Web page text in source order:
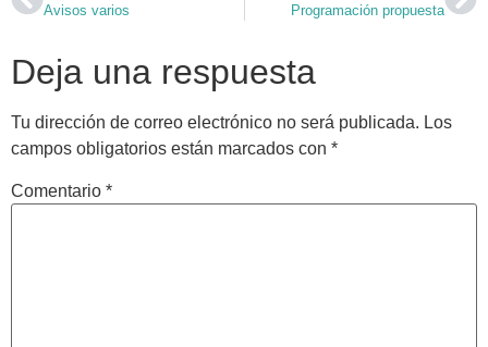
Avisos varios
Programación propuesta
Deja una respuesta
Tu dirección de correo electrónico no será publicada. Los
campos obligatorios están marcados con *
Comentario *